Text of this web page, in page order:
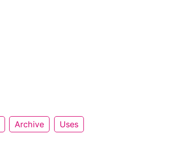
Archive Uses